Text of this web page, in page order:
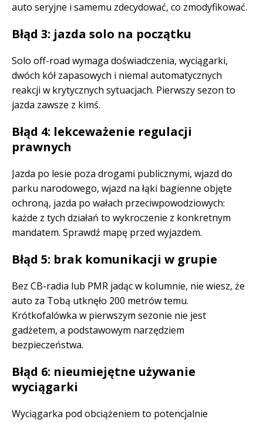
auto seryjne i samemu zdecydować, co zmodyfikować.
Błąd 3: jazda solo na początku
Solo off-road wymaga doświadczenia, wyciągarki,
dwóch kół zapasowych i niemal automatycznych
reakcji w krytycznych sytuacjach. Pierwszy sezon to
jazda zawsze z kimś.
Błąd 4: lekceważenie regulacji
prawnych
Jazda po lesie poza drogami publicznymi, wjazd do
parku narodowego, wjazd na łąki bagienne objęte
ochroną, jazda po wałach przeciwpowodziowych:
każde z tych działań to wykroczenie z konkretnym
mandatem. Sprawdź mapę przed wyjazdem.
Błąd 5: brak komunikacji w grupie
Bez CB-radia lub PMR jadąc w kolumnie, nie wiesz, że
auto za Tobą utknęło 200 metrów temu.
Krótkofalówka w pierwszym sezonie nie jest
gadżetem, a podstawowym narzędziem
bezpieczeństwa.
Błąd 6: nieumiejętne używanie
wyciągarki
Wyciągarka pod obciążeniem to potencjalnie